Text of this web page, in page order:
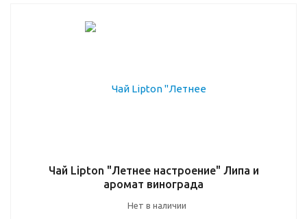
Чай Lipton "Летнее настроение" Липа и
аромат винограда
Нет в наличии